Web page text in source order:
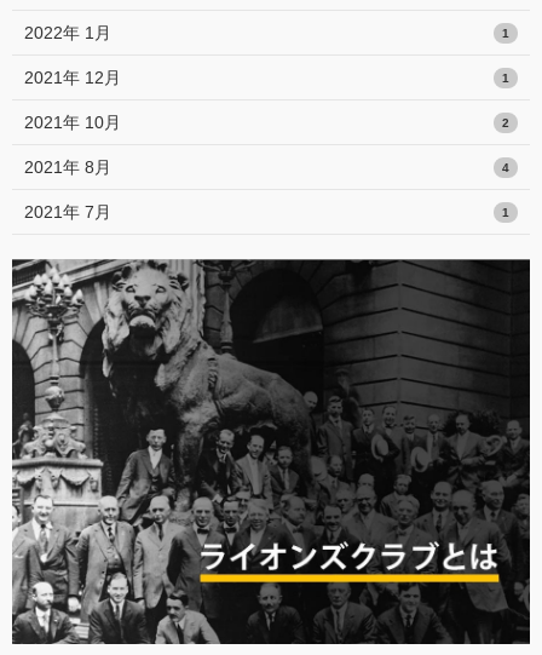
2022年 1月 1
2021年 12月 1
2021年 10月 2
2021年 8月 4
2021年 7月 1